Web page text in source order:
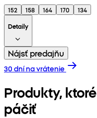
152 158 164 170
134
Detaily
Nájsť predajňu
30 dní na vrátenie
Produkty,
páčiť